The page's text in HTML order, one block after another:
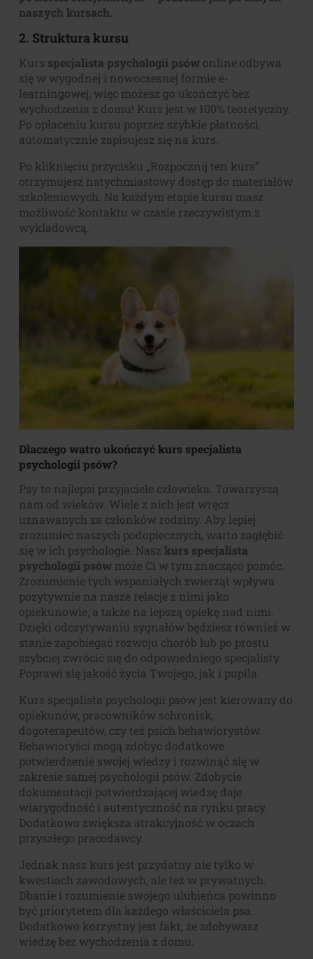
naszych kursach.
2. Struktura kursu
Kurs specjalista psychologii psów online odbywa
się w wygodnej i nowoczesnej formie e-
learningowej, więc możesz go ukończyć bez
wychodzenia z domu! Kurs jest w 100% teoretyczny.
Po opłaceniu kursu poprzez szybkie płatności
automatycznie zapisujesz się na kurs.
Po kliknięciu przycisku „Rozpocznij ten kurs”
otrzymujesz natychmiastowy dostęp do materiałów
szkoleniowych. Na każdym etapie kursu masz
możliwość kontaktu w czasie rzeczywistym z
wykładowcą.
Dlaczego watro ukończyć kurs specjalista
psychologii psów?
Psy to najlepsi przyjaciele człowieka. Towarzyszą
nam od wieków. Wiele z nich jest wręcz
uznawanych za członków rodziny. Aby lepiej
zrozumieć naszych podopiecznych, warto zagłębić
się w ich psychologie. Nasz kurs specjalista
psychologii psów może Ci w tym znacząco pomóc.
Zrozumienie tych wspaniałych zwierząt wpływa
pozytywnie na nasze relacje z nimi jako
opiekunowie, a także na lepszą opiekę nad nimi.
Dzięki odczytywaniu sygnałów będziesz również w
stanie zapobiegać rozwoju chorób lub po prostu
szybciej zwrócić się do odpowiedniego specjalisty.
Poprawi się jakość życia Twojego, jak i pupila.
Kurs specjalista psychologii psów jest kierowany do
opiekunów, pracowników schronisk,
dogoterapeutów, czy też psich behawiorystów.
Behawioryści mogą zdobyć dodatkowe
potwierdzenie swojej wiedzy i rozwinąć się w
zakresie samej psychologii psów. Zdobycie
dokumentacji potwierdzającej wiedzę daje
wiarygodność i autentyczność na rynku pracy.
Dodatkowo zwiększa atrakcyjność w oczach
przyszłego pracodawcy.
Jednak nasz kurs jest przydatny nie tylko w
kwestiach zawodowych, ale też w prywatnych.
Dbanie i rozumienie swojego ulubieńca powinno
być priorytetem dla każdego właściciela psa.
Dodatkowo korzystny jest fakt, że zdobywasz
wiedzę bez wychodzenia z domu.